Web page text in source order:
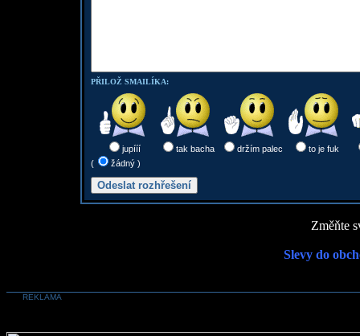
PŘILOŽ SMAILÍKA:
jupííí tak bacha držím palec
to je fuk
(
žádný )
Změňte
Slevy do
REKLAMA